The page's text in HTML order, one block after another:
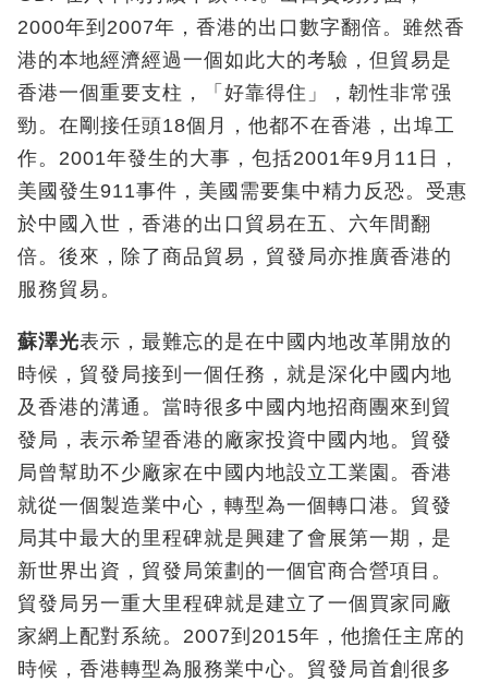
2000年到2007年，香港的出口數字翻倍。雖然香
港的本地經濟經過一個如此大的考驗，但貿易是
香港一個重要支柱，「好靠得住」，韌性非常强
勁。在剛接任頭18個月，他都不在香港，出埠工
作。2001年發生的大事，包括2001年9月11日，
美國發生911事件，美國需要集中精力反恐。受惠
於中國入世，香港的出口貿易在五、六年間翻
倍。後來，除了商品貿易，貿發局亦推廣香港的
服務貿易。
蘇澤光表示，最難忘的是在中國内地改革開放的
時候，貿發局接到一個任務，就是深化中國内地
及香港的溝通。當時很多中國内地招商團來到貿
發局，表示希望香港的廠家投資中國内地。貿發
局曾幫助不少廠家在中國内地設立工業園。香港
就從一個製造業中心，轉型為一個轉口港。貿發
局其中最大的里程碑就是興建了會展第一期，是
新世界出資，貿發局策劃的一個官商合營項目。
貿發局另一重大里程碑就是建立了一個買家同廠
家網上配對系統。2007到2015年，他擔任主席的
時候，香港轉型為服務業中心。貿發局首創很多